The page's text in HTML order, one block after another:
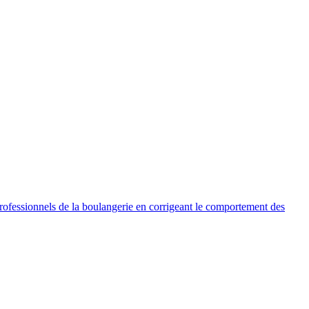
de la boulangerie en corrigeant le comportement des